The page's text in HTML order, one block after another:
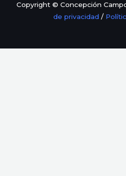
Copyright © Concepción
de privacidad/